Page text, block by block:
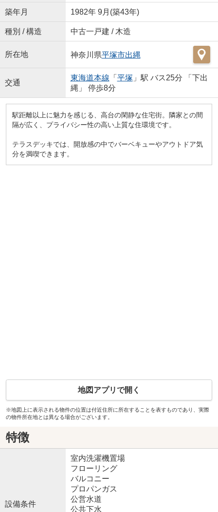
築年月 1982年 9月(築43年)
種別 / 構造 中古一戸建 / 木造
所在地 神奈川県平塚市出縄
交通
東海道本線 「 平塚 」駅 バス25分 「下出
縄」 停歩8分
駅距離以上に魅力を感じる、高台の閑静な住宅街。隣家との間
隔が広く、プライバシー性の高い上質な住環境です。
テラスデッキでは、開放感の中でバーベキューやアウトドア気
分を満喫できます。
地図アプリで開く
※地図上に表示される物件の位置は付近住所に所在することを表すものであり、実際
の物件所在地とは異なる場合がございます。
特徴
設備条件
室内洗濯機置場
フローリング
バルコニー
プロパンガス
公営水道
公共下水